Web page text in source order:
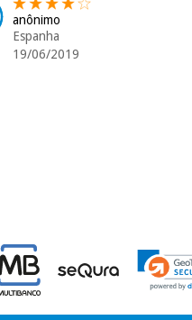
anônimo
Espanha
19/06/2019